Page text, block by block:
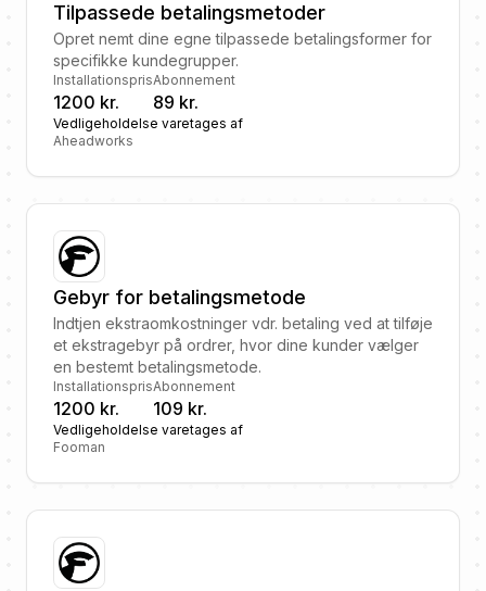
Tilpassede betalingsmetoder
Opret nemt dine egne tilpassede betalingsformer for
specifikke kundegrupper.
Installationspris
1200 kr.
Abonnement
89 kr.
Vedligeholdelse varetages af
Aheadworks
Gebyr for betalingsmetode
Indtjen ekstraomkostninger vdr. betaling ved at tilføje
et ekstragebyr på ordrer, hvor dine kunder vælger
en bestemt betalingsmetode.
Installationspris
1200 kr.
Abonnement
109 kr.
Vedligeholdelse varetages af
Fooman